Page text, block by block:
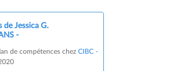
de Jessica G.
-
de compétences chez CIBC -